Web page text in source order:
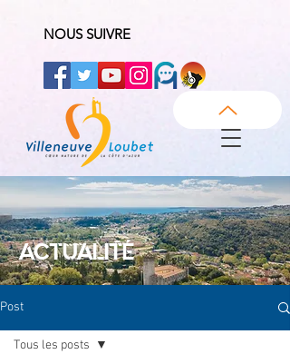
NOUS SUIVRE
ACTUALITÉ
Post
Tous les posts